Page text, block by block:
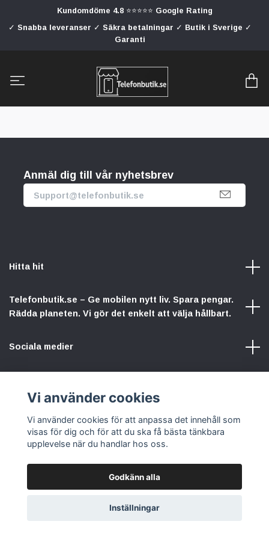
Kundomdöme 4.8 ⭐⭐⭐⭐⭐ Google Rating
✓ Snabba leveranser ✓ Säkra betalningar ✓ Butik i Sverige ✓
Garanti
Anmäl dig till vår nyhetsbrev
Hitta hit
Telefonbutik.se – Ge mobilen nytt liv. Spara pengar.
Rädda planeten. Vi gör det enkelt att välja hållbart.
Sociala medier
© 2026 Telefonbutik.se – din kompletta mobilbutik online
Vi använder cookies
Vi använder cookies för att anpassa det innehåll som
visas för dig och för att du ska få bästa tänkbara
upplevelse när du handlar hos oss.
Godkänn alla
Inställningar